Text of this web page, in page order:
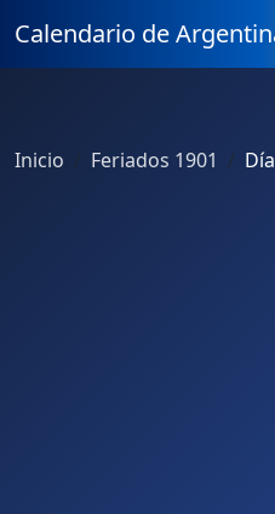
Calendario de
Inicio Feriados 1901